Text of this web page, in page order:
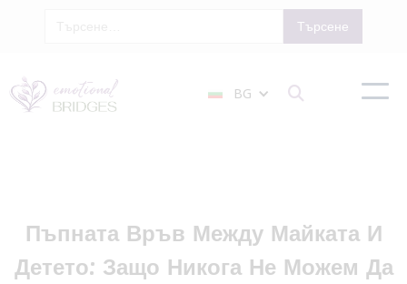
BG 
Пъпната Връв Между Майката И
Детето: Защо Никога Не Можем Да